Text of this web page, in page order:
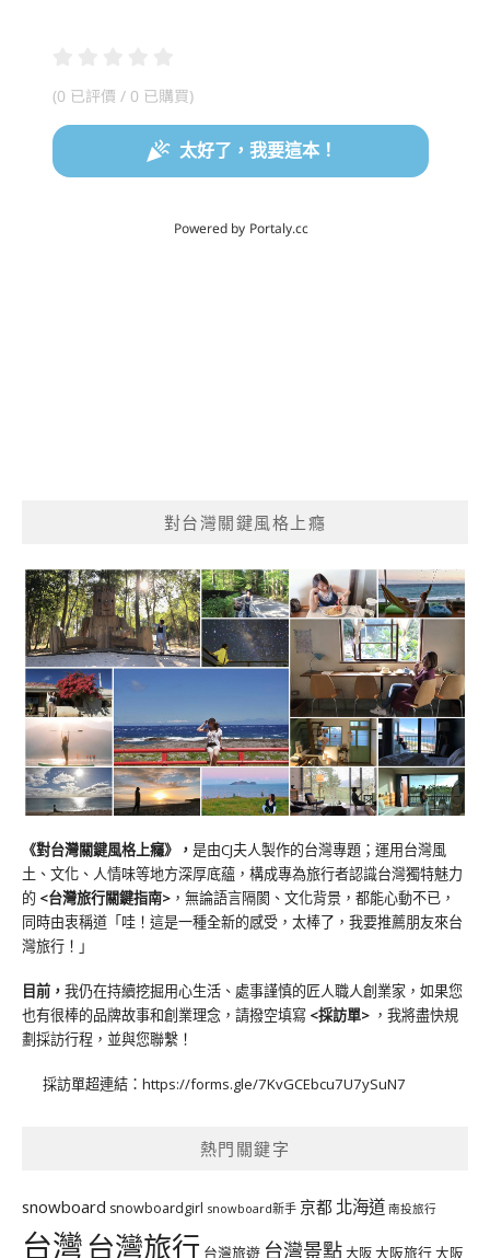
對台灣關鍵風格上癮
《對台灣關鍵風格上癮》 ， 是由CJ夫人製作的台灣專題；運用台灣風
土、文化、人情味等地方深厚底蘊，構成專為旅行者認識台灣獨特魅力
的 <台灣旅行關鍵指南> ，無論語言隔閡、文化背景，都能心動不已，
同時由衷稱道「哇！這是一種全新的感受，太棒了，我要推薦朋友來台
灣旅行！」
目前， 我仍在持續挖掘用心生活、處事謹慎的匠人職人創業家，如果您
也有很棒的品牌故事和創業理念，請撥空填寫 <採訪單> ，我將盡快規
劃採訪行程，並與您聯繫！
採訪單超連結： https://forms.gle/7KvGCEbcu7U7ySuN7
熱門關鍵字
snowboard snowboardgirl snowboard新手 京都 北海道 南投旅行
台灣台灣旅行 台灣旅遊 台灣景點大阪大阪旅行大阪